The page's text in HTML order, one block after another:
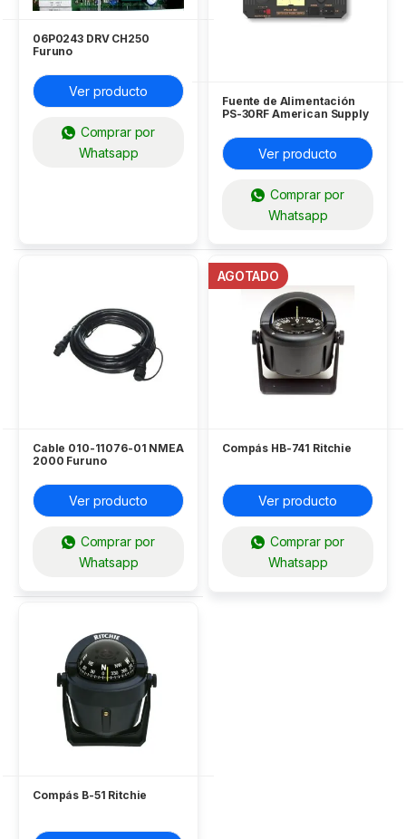
06P0243 DRV CH250
Furuno
Ver producto
Comprar por
Whatsapp
Fuente de Alimentación
PS-30RF American Supply
Ver producto
Comprar por
Whatsapp
Cable 010-11076-01 NMEA
2000 Furuno
Ver producto
Comprar por
Whatsapp
AGOTADO
Compás HB-741 Ritchie
Ver producto
Comprar por
Whatsapp
Compás B-51 Ritchie